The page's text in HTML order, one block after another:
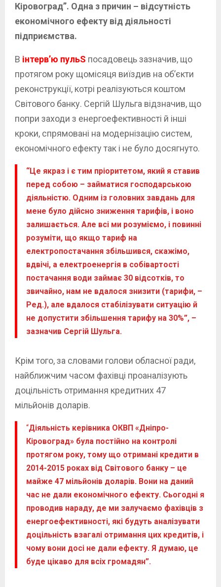
Кіровоград”. Одна з причин – відсутність
економічного ефекту від діяльності
підприємства.
В інтерв’ю пульS посадовець зазначив, що
протягом року щомісяця виїздив на об’єкти
реконструкції, котрі реалізуються коштом
Світового банку. Сергій Шульга відзначив, що
попри заходи з енергоефективності й інші
кроки, спрямовані на модернізацію систем,
економічного ефекту так і не було досягнуто.
“Це якраз і є тим пріоритетом, який я ставив
перед собою – займатися господарською
діяльністю. Одним із головних завдань для
мене було дійсно зниження тарифів, і воно
залишається. Але всі ми розуміємо, і повинні
розуміти, що якщо тариф на
електропостачання збільшився, скажімо,
вдвічі, а електроенергія в собівартості
постачання води займає 30 відсотків, то
звичайно, нам не вдалося знизити (тарифи, –
Ред.), але вдалося стабілізувати ситуацію й
не допустити збільшення тарифу на 30%”, –
зазначив Сергій Шульга.
Крім того, за словами голови обласної ради,
найближчим часом фахівці проаналізують
доцільність отримання кредитних 47
мільйонів доларів.
“Діяльність керівника ОКВП «Дніпро-
Кіровоград» була постійно на контролі
протягом року, тому що отримані кредити в
2014-2015 роках від Світового банку – це
майже 47 мільйонів доларів. Вони на даний
час не дали економічного ефекту. Сьогодні я
проводив нараду, де ми залучаємо фахівців з
енергоефективності, які будуть аналізувати
доцільність взагалі отримання цих кредитів, і
чому вони досі не дали ефекту. Я думаю, це
буде цікаво для всіх громадян”.